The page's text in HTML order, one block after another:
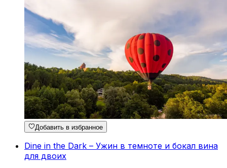
Добавить в избранное
Dine in the Dark – Ужин в темноте и бокал вина
для двоих